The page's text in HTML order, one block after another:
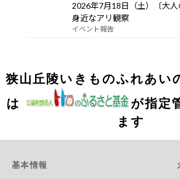
2026年7月18日（土）〔大人
身近なアリ観察
イベント報告
狭山丘陵いきものふれあい
は
が指定
ます
基本情報